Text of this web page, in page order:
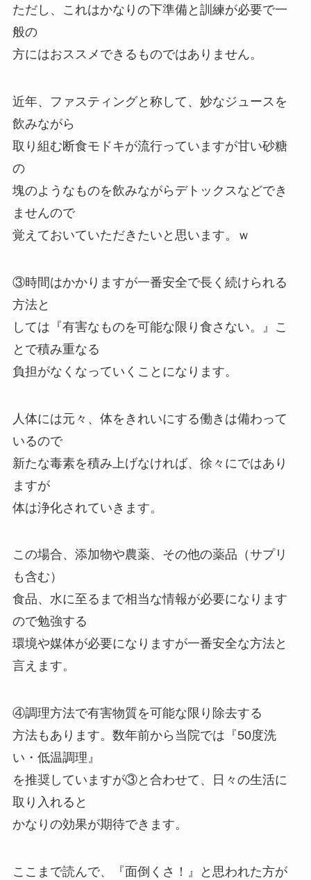
ただし、これはかなりの下準備と訓練が必要で一
般の
方にはおススメできるものではありません。
近年、ファスティングと称して、妙なジュースを
飲みながら
取り組む断食モドキが流行っていますが甘い砂糖
の
塊のようなものを飲みながらデトックスなどでき
ませんので
覚えておいていただきたいと思います。ｗ
③時間はかかりますが一番安全で長く続けられる
方法と
しては『有害なものを可能な限り食さない。』こ
とで積み重なる
負担がなくなっていくことになります。
人体には元々、体をきれいにする働きは備わって
いるので
新たな毒素を積み上げなければ、徐々にではあり
ますが
体は浄化されていきます。
この場合、添加物や農薬、その他の薬品（サプリ
も含む）
食品、水に至るまで相当な情報が必要になります
ので勉強する
環境や媒体が必要になりますが一番安全な方法と
言えます。
④調理方法で有害物質を可能な限り除去する
方法もあります。数年前から当院では『50度洗
い・低温調理』
を推奨していますが③と合わせて、日々の生活に
取り入れると
かなりの効果が期待できます。
ここまで読んで、『面倒くさ！』と思われた方が